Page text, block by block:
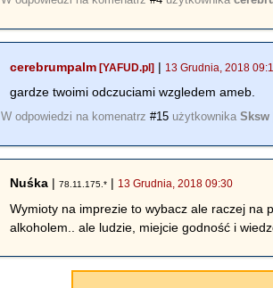
cerebrumpalm [YAFUD.pl] | 13 Grudnia, 2018
gardze twoimi odczuciami wzgledem ameb.
W odpowiedzi na komenatrz#15 użytkownikaSksw
Nuśka |78.11.175.* | 13 Grudnia, 2018 09:30
Wymioty na imprezie to wybacz ale raczej na
alkoholem.. ale ludzie, miejcie godność i